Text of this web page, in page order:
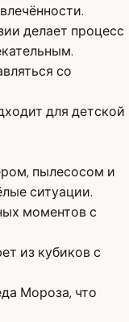
делает процесс
со
для детской
пылесосом и
ситуации.
моментов с
из кубиков с
Мороза, что